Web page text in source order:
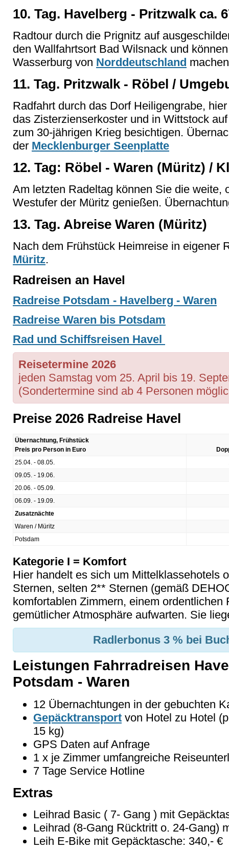
10. Tag. Havelberg - Pritzwalk ca.
Radtour durch die Prignitz auf
den Wallfahrtsort Bad Wilsnack und
Wasserburg von Norddeutschland
11. Tag. Pritzwalk - Röbel /
Radfahrt durch das Dorf Heiligengrabe,
das Zisterzienserkoster und in Wittstock
zum 30-jährigen Krieg besichtigen.
der Mecklenburger Seenplatte
12. Tag: Röbel - Waren (Müritz) /
Am letzten Radeltag können Sie die weite,
Westufer der Müritz genießen.
13. Tag. Abreise Waren (Müritz)
Nach dem Frühstück Heimreise in eigener
Müritz.
Radreisen an Havel
Radreise Potsdam - Havelberg - Waren
Radreise Waren bis Potsdam
Rad und Schiffsreisen Havel
Reisetermine 2026
jeden Samstag vom 25. April bis 19.
(Sondertermine sind ab 4 Personen
Preise 2026 Radreise Havel
Übernachtung, Frühstück
Preis pro Person in Euro
25.04. - 08.05.
09.05. - 19.06.
20.06. - 05.09.
06.09. - 19.09.
Zusatznächte
Waren / Müritz
Potsdam
Kategorie I = Komfort
Hier handelt es sich um Mittelklassehotels
Sternen, selten 2** Sternen (gemäß
komfortablen Zimmern, einem ordentlichen
gemütlicher Atmosphäre aufwarten. Sie
Radlerbonus 3 % bei
Leistungen Fahrradreisen
Potsdam - Waren
12 Übernachtungen in der gebuchten
Gepäcktransport von Hotel zu Hotel
15 kg)
GPS Daten auf Anfrage
1 x je Zimmer umfangreiche
7 Tage Service Hotline
Extras
Leihrad Basic ( 7- Gang ) mit
Leihrad (8-Gang Rücktritt o. 24-Gang)
Leih E-Bike mit Gepäcktasche: 340,- €